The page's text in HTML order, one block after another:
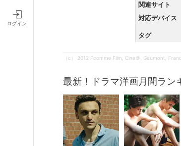
ログイン
関連サイト
対応デバイス
タグ
（c） 2012 Fcomme Film, Cine＠, Gaumont,
最新！ドラマ洋画月間ラン